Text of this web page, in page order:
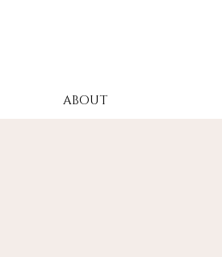
ABOUT